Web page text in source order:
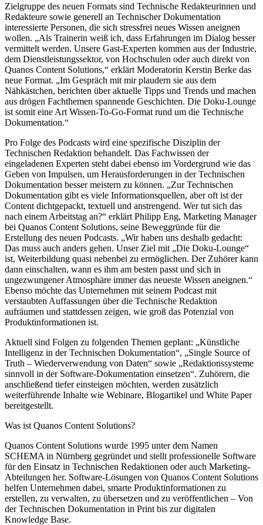
Zielgruppe des neuen Formats sind Technische Redakteurinnen und
Redakteure sowie generell an Technischer Dokumentation
interessierte Personen, die sich stressfrei neues Wissen aneignen
wollen. „Als Trainerin weiß ich, dass Erfahrungen im Dialog besser
vermittelt werden. Unsere Gast-Experten kommen aus der Industrie,
dem Dienstleistungssektor, von Hochschulen oder auch direkt von
Quanos Content Solutions,“ erklärt Moderatorin Kerstin Berke das
neue Format. „Im Gespräch mit mir plaudern sie aus dem
Nähkästchen, berichten über aktuelle Tipps und Trends und machen
aus drögen Fachthemen spannende Geschichten. Die Doku-Lounge
ist somit eine Art Wissen-To-Go-Format rund um die Technische
Dokumentation.“
Pro Folge des Podcasts wird eine spezifische Disziplin der
Technischen Redaktion behandelt. Das Fachwissen der
eingeladenen Experten steht dabei ebenso im Vordergrund wie das
Geben von Impulsen, um Herausforderungen in der Technischen
Dokumentation besser meistern zu können. „Zur Technischen
Dokumentation gibt es viele Informationsquellen, aber oft ist der
Content dichtgepackt, textuell und anstrengend. Wer tut sich das
nach einem Arbeitstag an?“ erklärt Philipp Eng, Marketing Manager
bei Quanos Content Solutions, seine Beweggründe für die
Erstellung des neuen Podcasts. „Wir haben uns deshalb gedacht:
Das muss auch anders gehen. Unser Ziel mit „Die Doku-Lounge“
ist, Weiterbildung quasi nebenbei zu ermöglichen. Der Zuhörer kann
dann einschalten, wann es ihm am besten passt und sich in
ungezwungener Atmosphäre immer das neueste Wissen aneignen.“
Ebenso möchte das Unternehmen mit seinem Podcast mit
verstaubten Auffassungen über die Technische Redaktion
aufräumen und stattdessen zeigen, wie groß das Potenzial von
Produktinformationen ist.
Aktuell sind Folgen zu folgenden Themen geplant: „Künstliche
Intelligenz in der Technischen Dokumentation“, „Single Source of
Truth – Wiederverwendung von Daten“ sowie „Redaktionssysteme
sinnvoll in der Software-Dokumentation einsetzen“. Zuhörern, die
anschließend tiefer einsteigen möchten, werden zusätzlich
weiterführende Inhalte wie Webinare, Blogartikel und White Paper
bereitgestellt.
Was ist Quanos Content Solutions?
Quanos Content Solutions wurde 1995 unter dem Namen
SCHEMA in Nürnberg gegründet und stellt professionelle Software
für den Einsatz in Technischen Redaktionen oder auch Marketing-
Abteilungen her. Software-Lösungen von Quanos Content Solutions
helfen Unternehmen dabei, smarte Produktinformationen zu
erstellen, zu verwalten, zu übersetzen und zu veröffentlichen – Von
der Technischen Dokumentation in Print bis zur digitalen
Knowledge Base.